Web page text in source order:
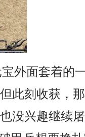
外面套着的
此刻收获，
没兴趣继续